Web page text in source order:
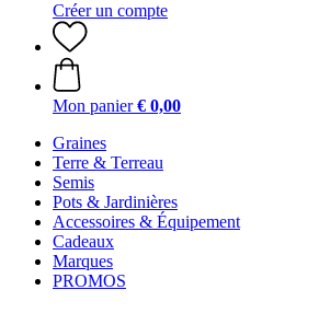
Créer un compte
Mon panier € 0,00
Graines
Terre & Terreau
Semis
Pots & Jardinières
Accessoires & Équipement
Cadeaux
Marques
PROMOS